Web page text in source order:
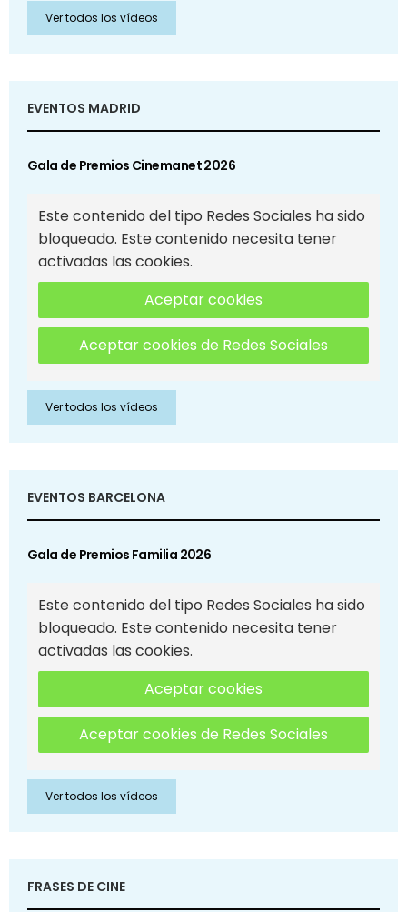
Ver todos los vídeos
EVENTOS MADRID
Gala de Premios Cinemanet 2026
Este contenido del tipo Redes Sociales ha sido
bloqueado. Este contenido necesita tener
activadas las cookies.
Aceptar cookies
Aceptar cookies de Redes Sociales
Ver todos los vídeos
EVENTOS BARCELONA
Gala de Premios Familia 2026
Este contenido del tipo Redes Sociales ha sido
bloqueado. Este contenido necesita tener
activadas las cookies.
Aceptar cookies
Aceptar cookies de Redes Sociales
Ver todos los vídeos
FRASES DE CINE